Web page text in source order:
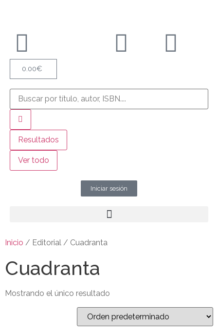
0.00€
Resultados
Ver todo
Iniciar sesión
Inicio / Editorial / Cuadranta
Cuadranta
Mostrando el único resultado